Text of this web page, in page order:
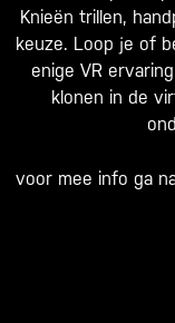
Knieën trillen,
keuze. Loop je of
enige VR
klonen in de
voor mee info ga